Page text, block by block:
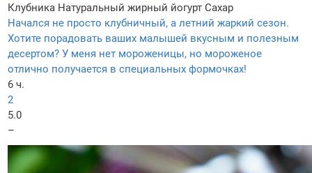
Клубника Натуральный жирный йогурт Сахар
Начался не просто клубничный, а летний жаркий сезон.
Хотите порадовать ваших малышей вкусным и полезным
десертом? У меня нет мороженицы, но мороженое
отлично получается в специальных формочках!
6 ч.
2
5.0
–